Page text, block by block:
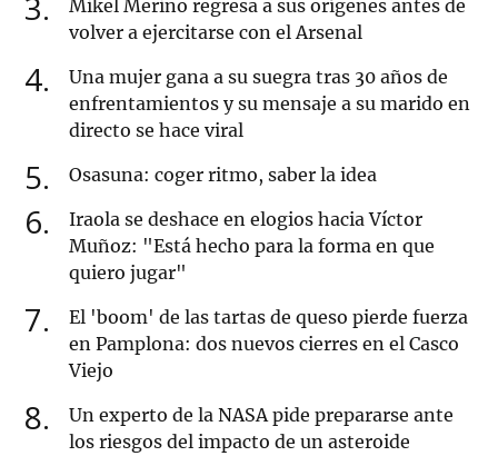
Mikel Merino regresa a sus orígenes antes de
volver a ejercitarse con el Arsenal
4
Una mujer gana a su suegra tras 30 años de
enfrentamientos y su mensaje a su marido en
directo se hace viral
5 Osasuna: coger ritmo, saber la idea
6
Iraola se deshace en elogios hacia Víctor
Muñoz: "Está hecho para la forma en que
quiero jugar"
7
El 'boom' de las tartas de queso pierde fuerza
en Pamplona: dos nuevos cierres en el Casco
Viejo
8
Un experto de la NASA pide prepararse ante
los riesgos del impacto de un asteroide